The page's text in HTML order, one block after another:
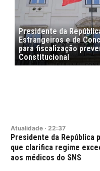
Presidente da
Estrangeiros e de
para fiscalização
Constitucional
Atualidade · 22:37
Presidente da República
que clarifica regime
aos médicos do SNS